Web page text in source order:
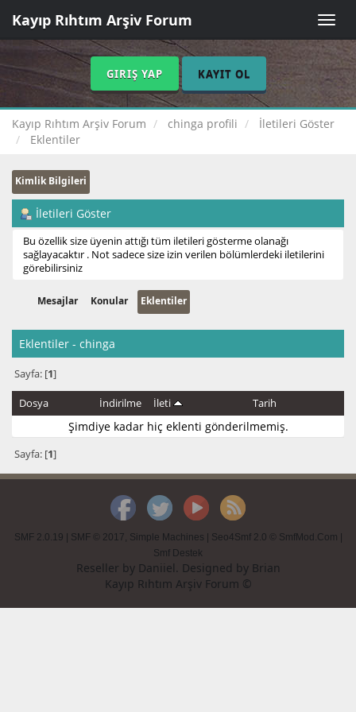
Toggle
Kayıp Rıhtım Arşiv Forum
GIRIŞ YAP KAYIT OL
Kayıp Rıhtım Arşiv Forum chinga profili
İletileri Göster
Eklentiler
Kimlik Bilgileri
İletileri Göster
Bu özellik size üyenin attığı tüm iletileri gösterme olanağı
sağlayacaktır . Not sadece size izin verilen bölümlerdeki iletilerini
görebilirsiniz
Mesajlar Konular Eklentiler
Eklentiler - chinga
Sayfa: [1]
Dosya İndirilme İleti Tarih
Şimdiye kadar hiç eklenti gönderilmemiş.
Sayfa: [1]
SMF 2.0.19 | SMF © 2017 Simple Machines | Seo4Smf 2.0 © SmfMod.Com |
Smf Destek
Reseller by Daniiel. Designed by Brian
Kayıp Rıhtım Arşiv Forum ©